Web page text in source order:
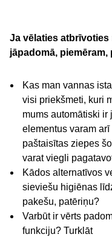
Ja vēlaties
jāpadomā,
Kas man vannas
visi priekšmeti, kuri
mums automātiski
elementus varam
paštaisītas ziepes
varat viegli
Kādos alternatīvos
sieviešu higiēnas
pakešu, patēriņu?
Varbūt ir vērts
funkciju? Turklāt